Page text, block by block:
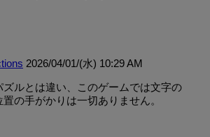
2026/04/01/(水) 10:29 AM
ズルとは違い、このゲームでは文字の
置の手がかりは一切ありません。